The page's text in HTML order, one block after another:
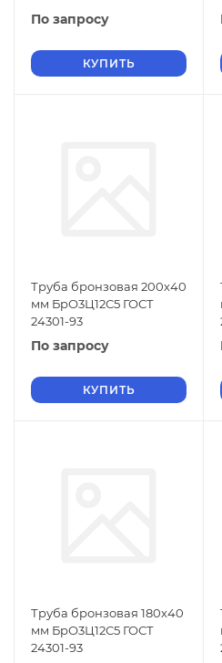
По запросу
КУПИТЬ
Труба бронзовая 200х40
мм БрО3Ц12С5 ГОСТ
24301-93
По запросу
КУПИТЬ
Труба бронзовая 180х40
мм БрО3Ц12С5 ГОСТ
24301-93